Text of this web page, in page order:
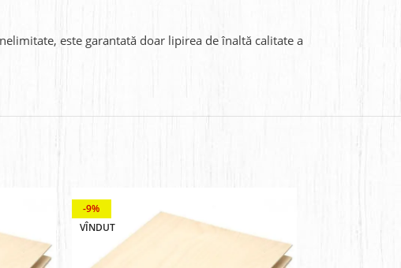
este garantată doar lipirea de înaltă calitate a
-9%
VÎNDUT